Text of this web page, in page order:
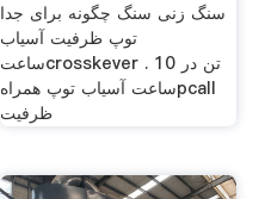
سنگ زنی سنگ چگونه برای جدا
توپ ظرفیت آسیاب
ساعتcrosskever . 10 تن در
ساعت آسیاب توپ همراهpcall
ظرفیت